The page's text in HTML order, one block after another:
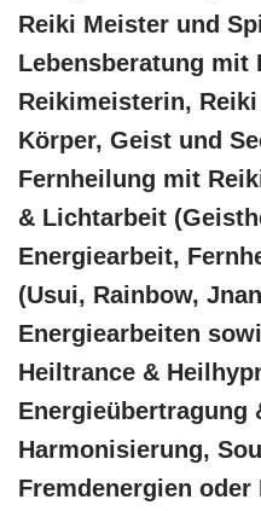
Reiki Meister und
Lebensberatung mit
Reikimeisterin,
Körper, Geist und
Fernheilung mit
& Lichtarbeit
Energiearbeit,
(Usui, Rainbow,
Energiearbeiten
Heiltrance &
Energieübertragung
Harmonisierung,
Fremdenergien oder